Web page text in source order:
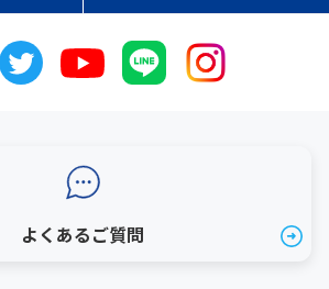
よくあるご質問